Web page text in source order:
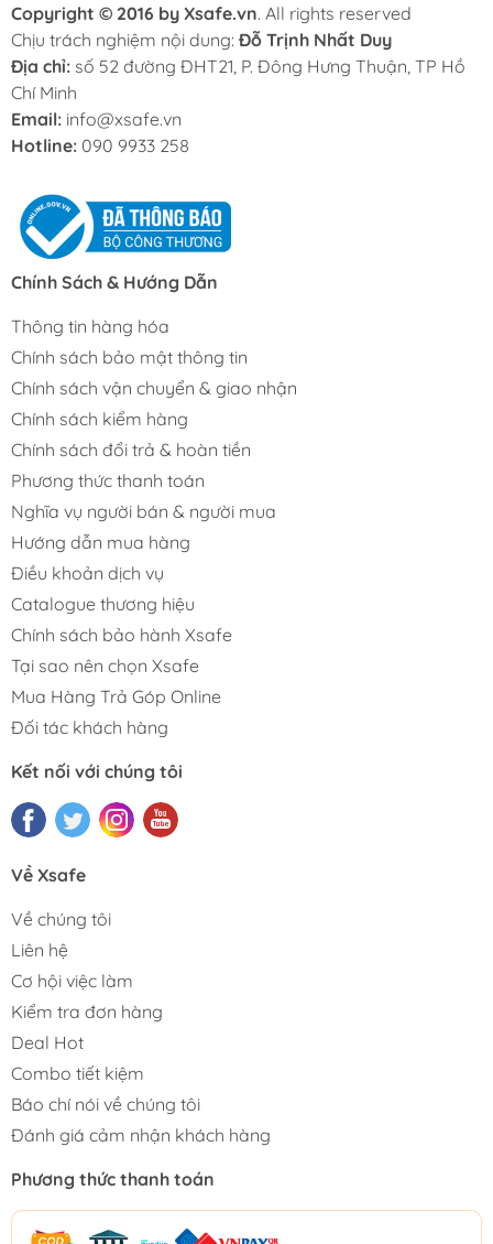
Copyright © 2016 by Xsafe.vn. All rights reserved
Chịu trách nghiệm nội dung: Đỗ Trịnh Nhất Duy
Địa chỉ: số 52 đường ĐHT21, P. Đông Hưng Thuận, TP Hồ
Chí Minh
Email: info@xsafe.vn
Hotline: 090 9933 258
Chính Sách & Hướng Dẫn
Thông tin hàng hóa
Chính sách bảo mật thông tin
Chính sách vận chuyển & giao nhận
Chính sách kiểm hàng
Chính sách đổi trả & hoàn tiền
Phương thức thanh toán
Nghĩa vụ người bán & người mua
Hướng dẫn mua hàng
Điều khoản dịch vụ
Catalogue thương hiệu
Chính sách bảo hành Xsafe
Tại sao nên chọn Xsafe
Mua Hàng Trả Góp Online
Đối tác khách hàng
Kết nối với chúng tôi
Về Xsafe
Về chúng tôi
Liên hệ
Cơ hội việc làm
Kiểm tra đơn hàng
Deal Hot
Combo tiết kiệm
Báo chí nói về chúng tôi
Đánh giá cảm nhận khách hàng
Phương thức thanh toán